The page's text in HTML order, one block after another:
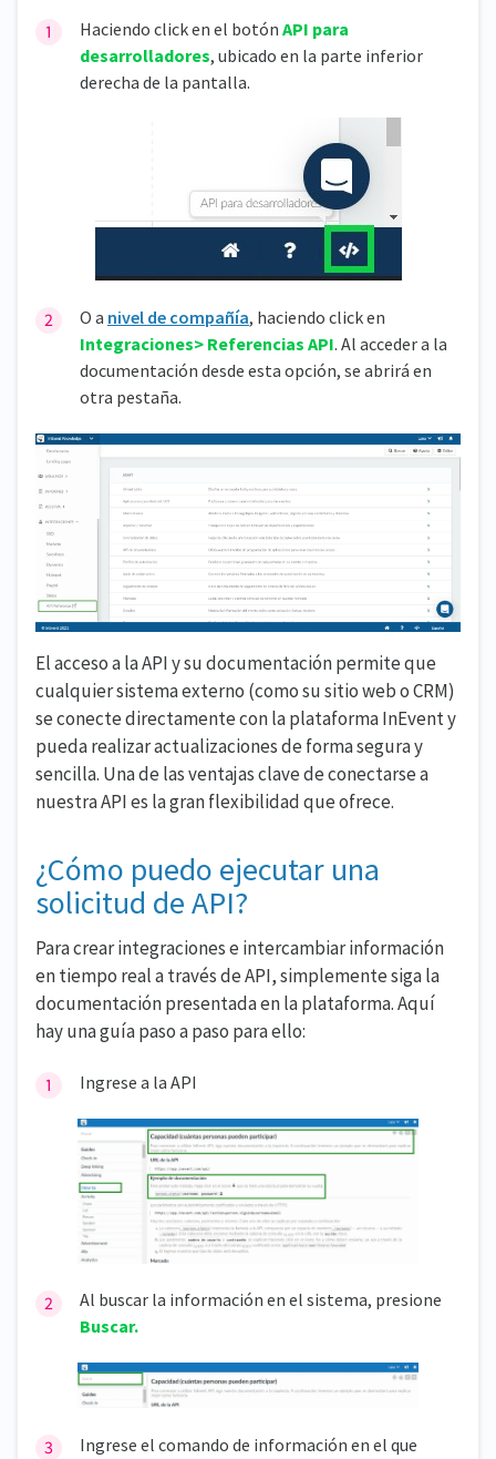
Haciendo click en el botón API para
desarrolladores, ubicado en la parte inferior
derecha de la pantalla.
O a nivel de compañía, haciendo click en
Integraciones> Referencias API. Al acceder a la
documentación desde esta opción, se abrirá en
otra pestaña.
El acceso a la API y su documentación permite que
cualquier sistema externo (como su sitio web o CRM)
se conecte directamente con la plataforma InEvent y
pueda realizar actualizaciones de forma segura y
sencilla. Una de las ventajas clave de conectarse a
nuestra API es la gran flexibilidad que ofrece.
¿Cómo puedo ejecutar una
solicitud de API?
Para crear integraciones e intercambiar información
en tiempo real a través de API, simplemente siga la
documentación presentada en la plataforma. Aquí
hay una guía paso a paso para ello:
Ingrese a la API
Al buscar la información en el sistema, presione
Buscar.
Ingrese el comando de información en el que